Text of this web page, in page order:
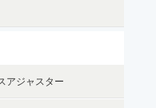
アジャスター